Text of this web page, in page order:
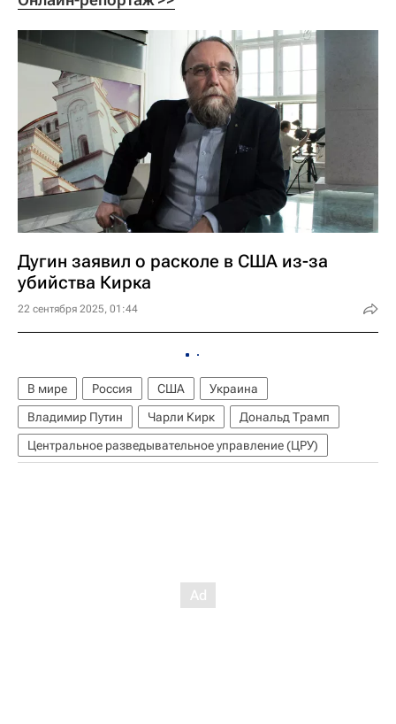
Дугин заявил о расколе в США из-за
убийства Кирка
22 сентября 2025, 01:44
В мире Россия США
Украина
Владимир Путин
Чарли Кирк
Дональд Трамп
Центральное разведывательное управление (ЦРУ)